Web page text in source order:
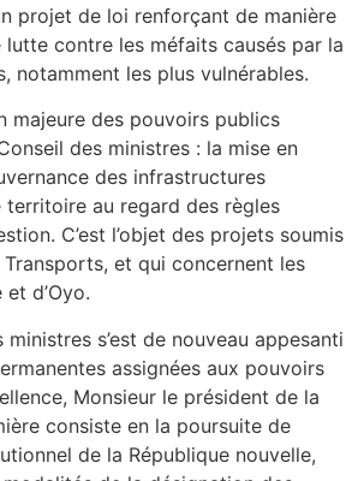
projet de loi renforçant de manière
lutte contre les méfaits causés par la
notamment les plus vulnérables.
majeure des pouvoirs publics
des ministres : la mise en
des infrastructures
au regard des règles
C’est l’objet des projets soumis
et qui concernent les
d’Oyo.
s’est de nouveau appesanti
assignées aux pouvoirs
Monsieur le président de la
consiste en la poursuite de
de la République nouvelle,